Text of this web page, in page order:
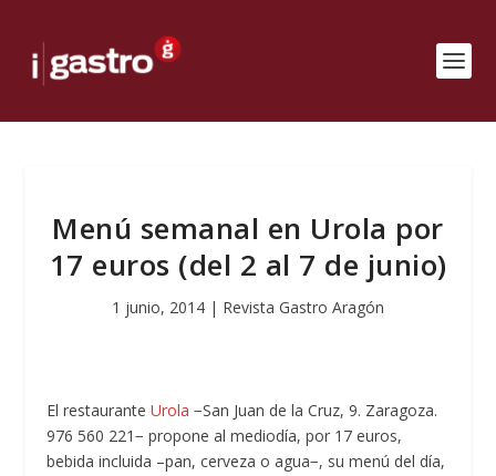
Menú semanal en Urola por
17 euros (del 2 al 7 de junio)
1 junio, 2014 | Revista Gastro Aragón
El restauranteUrola −San Juan de la Cruz, 9. Zaragoza.
976 560 221− propone al mediodía, por 17 euros,
bebida incluida –pan, cerveza o agua−, su menú del día,